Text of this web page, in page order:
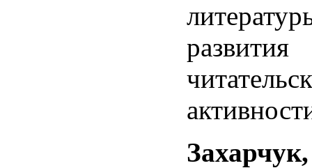
развития